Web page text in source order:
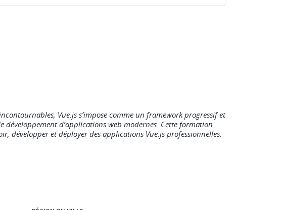
Vue.js s’impose comme un framework progressif et
d’applications web modernes. Cette formation
développer et déployer des applications Vue.js professionnelles.